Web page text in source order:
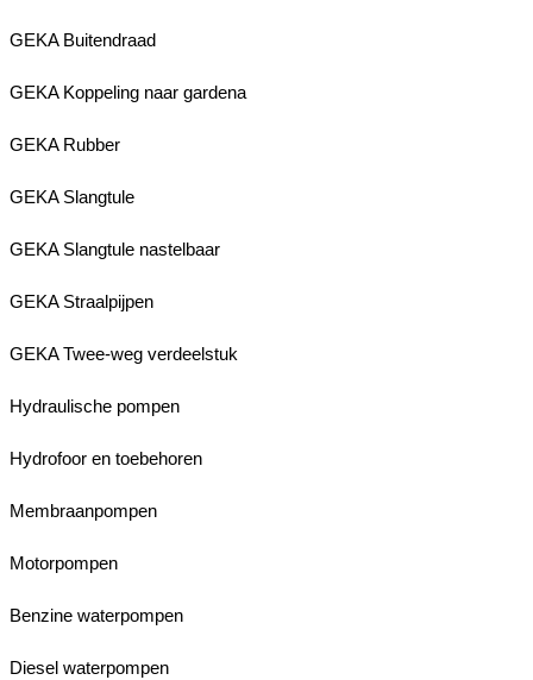
GEKA Buitendraad
GEKA Koppeling naar gardena
GEKA Rubber
GEKA Slangtule
GEKA Slangtule nastelbaar
GEKA Straalpijpen
GEKA Twee-weg verdeelstuk
Hydraulische pompen
Hydrofoor en toebehoren
Membraanpompen
Motorpompen
Benzine waterpompen
Diesel waterpompen